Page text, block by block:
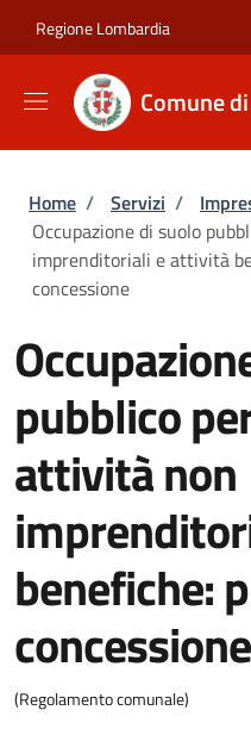
Regione Lombardia
Comune
Briciole di
Home / Servizi /
Occupazione di suolo
imprenditoriali e attività
concessione
pubblico
attività non
benefiche:
concessione
(Regolamento comunale)